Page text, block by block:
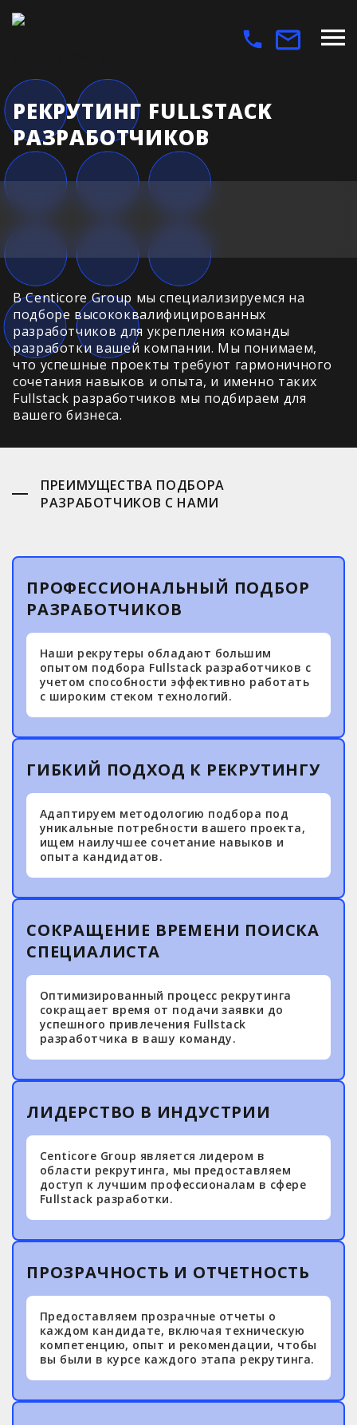
РЕКРУТИНГ FULLSTACK
РАЗРАБОТЧИКОВ
В Centicore Group мы специализируемся на
подборе высококвалифицированных
разработчиков для укрепления команды
разработки вашей компании. Мы понимаем,
что успешные проекты требуют гармоничного
сочетания навыков и опыта, и именно таких
Fullstack разработчиков мы подбираем для
вашего бизнеса.
ПРЕИМУЩЕСТВА ПОДБОРА
РАЗРАБОТЧИКОВ С НАМИ
ПРОФЕССИОНАЛЬНЫЙ ПОДБОР
РАЗРАБОТЧИКОВ
Наши рекрутеры обладают большим
опытом подбора Fullstack разработчиков с
учетом способности эффективно работать
с широким стеком технологий.
ГИБКИЙ ПОДХОД К РЕКРУТИНГУ
Адаптируем методологию подбора под
уникальные потребности вашего проекта,
ищем наилучшее сочетание навыков и
опыта кандидатов.
СОКРАЩЕНИЕ ВРЕМЕНИ ПОИСКА
СПЕЦИАЛИСТА
Оптимизированный процесс рекрутинга
сокращает время от подачи заявки до
успешного привлечения Fullstack
разработчика в вашу команду.
ЛИДЕРСТВО В ИНДУСТРИИ
Centicore Group является лидером в
области рекрутинга, мы предоставляем
доступ к лучшим профессионалам в сфере
Fullstack разработки.
ПРОЗРАЧНОСТЬ И ОТЧЕТНОСТЬ
Предоставляем прозрачные отчеты о
каждом кандидате, включая техническую
компетенцию, опыт и рекомендации, чтобы
вы были в курсе каждого этапа рекрутинга.